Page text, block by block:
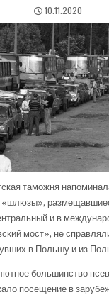
PUBLISHED
DATE:
10.11.2020
таможня
«шлюзы»,
и в
мост», не
в Польшу и из
большинство
посещение в